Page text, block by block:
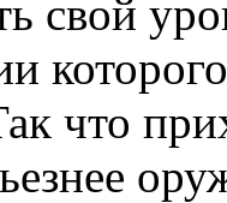
свой
что